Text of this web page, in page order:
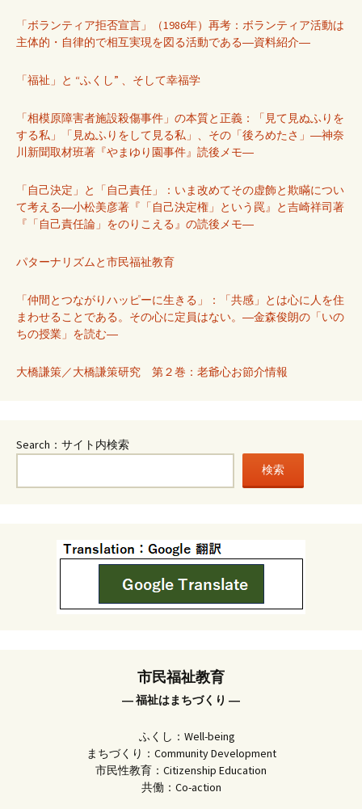
「ボランティア拒否宣言」（1986年）再考：ボランティア活動は
主体的・自律的で相互実現を図る活動である―資料紹介―
「福祉」と “ふくし” 、そして幸福学
「相模原障害者施設殺傷事件」の本質と正義：「見て見ぬふりを
する私」「見ぬふりをして見る私」、その「後ろめたさ」―神奈
川新聞取材班著『やまゆり園事件』読後メモ―
「自己決定」と「自己責任」：いま改めてその虚飾と欺瞞につい
て考える―小松美彦著『「自己決定権」という罠』と吉崎祥司著
『「自己責任論」をのりこえる』の読後メモ―
パターナリズムと市民福祉教育
「仲間とつながりハッピーに生きる」：「共感」とは心に人を住
まわせることである。その心に定員はない。―金森俊朗の「いの
ちの授業」を読む―
大橋謙策／大橋謙策研究 第２巻：老爺心お節介情報
Search：サイト内検索
検索
市民福祉教育
― 福祉はまちづくり ―
ふくし：Well-being
まちづくり：Community Development
市民性教育：Citizenship Education
共働：Co-action